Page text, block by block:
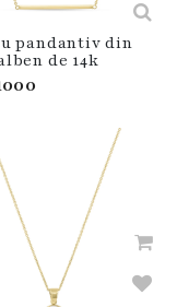
pandantiv din
de 14k